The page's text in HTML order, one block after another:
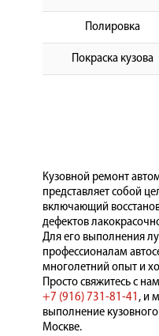
Полировка
Покраска кузова
Кузовной ремонт
представляет собой
включающий
дефектов
Для его выполнения
профессионалам
многолетний опыт и
Просто свяжитесь с
+7 (916) 731-81-41 , и
выполнение
Москве.